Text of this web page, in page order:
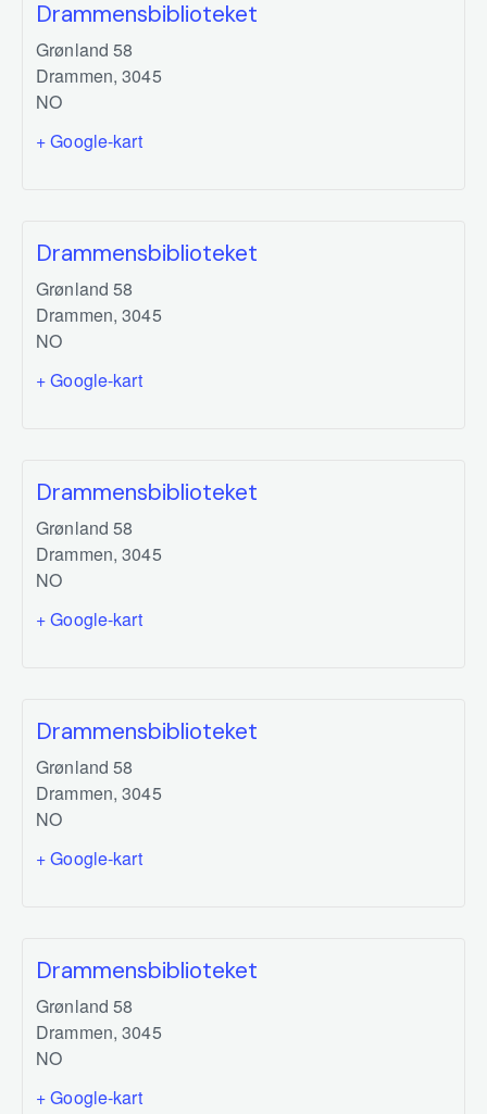
Drammensbiblioteket
Grønland 58
Drammen, 3045
NO
+ Google-kart
Drammensbiblioteket
Grønland 58
Drammen, 3045
NO
+ Google-kart
Drammensbiblioteket
Grønland 58
Drammen, 3045
NO
+ Google-kart
Drammensbiblioteket
Grønland 58
Drammen, 3045
NO
+ Google-kart
Drammensbiblioteket
Grønland 58
Drammen, 3045
NO
+ Google-kart